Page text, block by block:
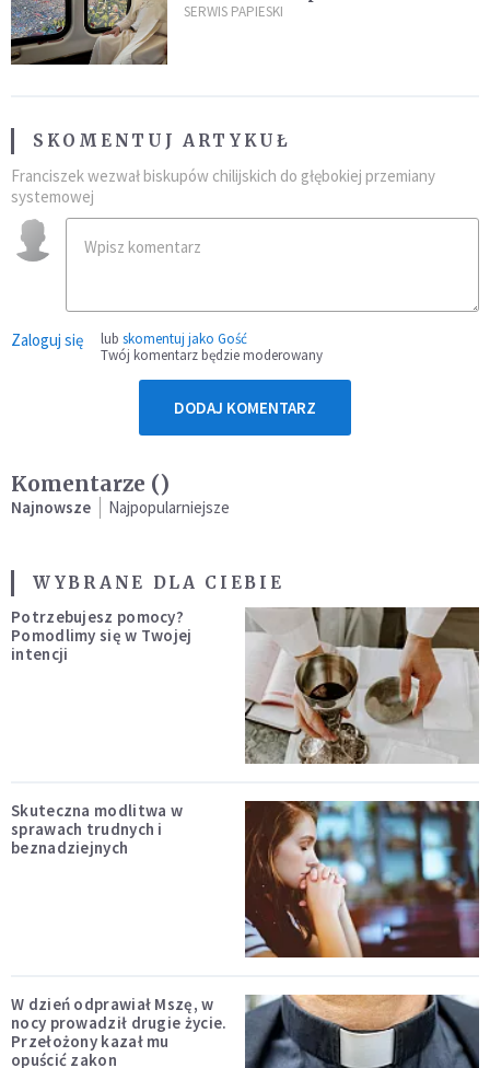
kraje Ameryki Południowej
SERWIS PAPIESKI
SKOMENTUJ ARTYKUŁ
Franciszek wezwał biskupów chilijskich do głębokiej przemiany
systemowej
Zaloguj się lub skomentuj jako Gość
Twój komentarz będzie moderowany
DODAJ KOMENTARZ
Komentarze ()
Najnowsze Najpopularniejsze
WYBRANE DLA CIEBIE
Potrzebujesz pomocy?
Pomodlimy się w Twojej
intencji
Skuteczna modlitwa w
sprawach trudnych i
beznadziejnych
W dzień odprawiał Mszę, w
nocy prowadził drugie życie.
Przełożony kazał mu
opuścić zakon